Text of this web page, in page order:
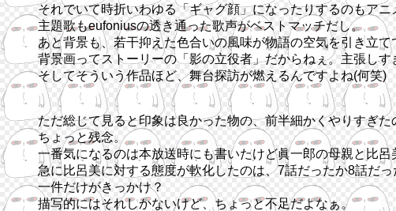
それでいて時折いわゆる「ギャグ顔」になったりするのもア
主題歌もeufoniusの透き通った歌声がベストマッチだし。
あと背景も、若干抑えた色合いの風味が物語の空気を引き立て
背景画ってストーリーの「影の立役者」だからねぇ。主張し
そしてそういう作品ほど、舞台探訪が燃えるんですよね(何笑)
ただ総じて見ると印象は良かった物の、前半細かくやりすぎ
ちょっと残念。
一番気になるのは本放送時にも書いたけど眞一郎の母親と比呂
急に比呂美に対する態度が軟化したのは、7話だったか8話だ
一件だけがきっかけ？
描写的にはそれしかないけど、ちょっと不足だよなぁ。